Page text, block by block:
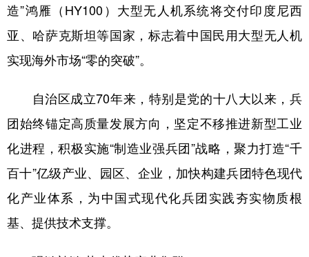
多语种频道
Deutsch Português
造”鸿雁（HY100）大型无人机系统将交付印度尼西
亚、哈萨克斯坦等国家，标志着中国民用大型无人机
实现海外市场“零的突破”。
自治区成立70年来，特别是党的十八大以来，兵
团始终锚定高质量发展方向，坚定不移推进新型工业
化进程，积极实施“制造业强兵团”战略，聚力打造“千
百十”亿级产业、园区、企业，加快构建兵团特色现代
化产业体系，为中国式现代化兵团实践夯实物质根
基、提供技术支撑。